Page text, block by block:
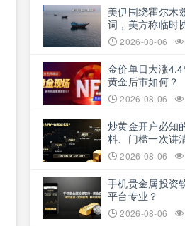
美伊围绕霍尔木
词，美方称临时
坚称仅与阿曼双
决于美方态度
2026-08-06
金价单日大涨
黄金后市如何？
2026-08-06
炒黄金开户必知
料、门槛一次讲
2026-08-06
手机贵金属投资
平台专业？
2026-08-06